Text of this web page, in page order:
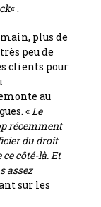
« .
plus de
peu de
clients pour
au
«Le
récemment
du droit
côté-là. Et
assez
sur les